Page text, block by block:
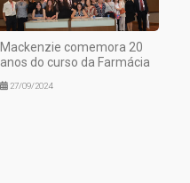
Mackenzie comemora 20
anos do curso da Farmácia
27/09/2024